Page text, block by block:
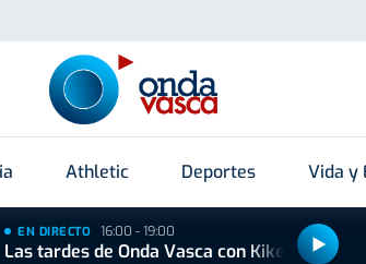
Athletic Deportes Vida y
EN DIRECTO 16:00 - 19:00
Las tardes de Onda Vasca con Kike Alonso